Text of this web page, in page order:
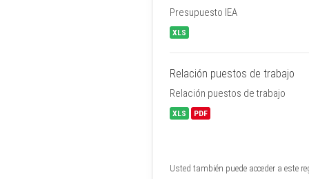
Presupuesto IEA
XLS
Relación puestos de trabajo
Relación puestos de trabajo
XLS PDF
Usted también puede acceder a este